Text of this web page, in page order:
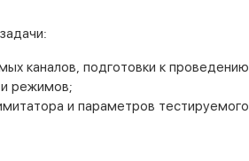
каналов, подготовки к проведению
и режимов;
и параметров тестируемого